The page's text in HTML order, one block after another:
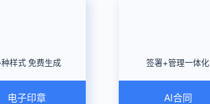
种样式 免费生成
电子印章
签署+管理一体化
AI合同